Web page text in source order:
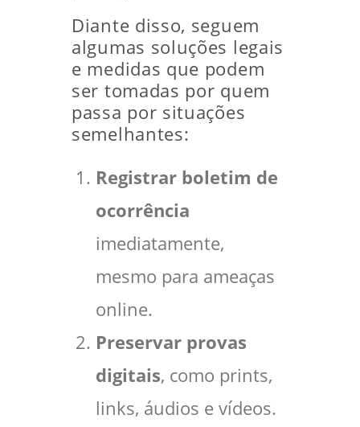
Diante disso, seguem
algumas soluções legais
e medidas que podem
ser tomadas por quem
passa por situações
semelhantes:
Registrar boletim de
ocorrência
imediatamente,
mesmo para ameaças
online.
Preservar provas
digitais, como prints,
links, áudios e vídeos.